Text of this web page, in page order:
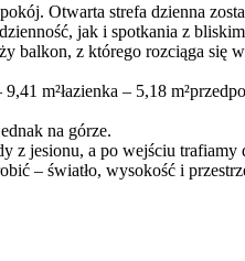
Otwarta strefa dzienna
jak i spotkania z
balkon, z którego rozciąga się
m²łazienka – 5,18
na górze.
z jesionu, a po wejściu trafiamy
– światło, wysokość i